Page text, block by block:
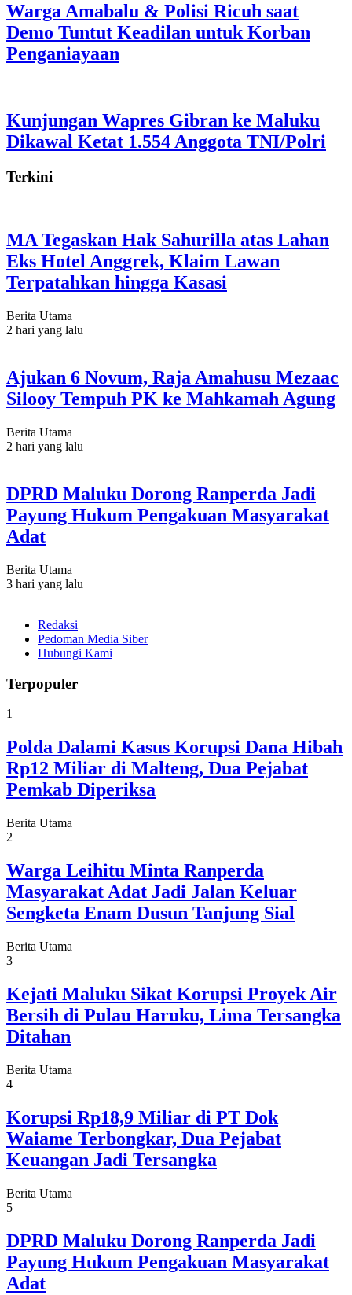
Warga Amabalu & Polisi Ricuh saat
Demo Tuntut Keadilan untuk Korban
Penganiayaan
Kunjungan Wapres Gibran ke Maluku
Dikawal Ketat 1.554 Anggota TNI/Polri
Terkini
MA Tegaskan Hak Sahurilla atas Lahan
Eks Hotel Anggrek, Klaim Lawan
Terpatahkan hingga Kasasi
Berita Utama
2 hari yang lalu
Ajukan 6 Novum, Raja Amahusu Mezaac
Silooy Tempuh PK ke Mahkamah Agung
Berita Utama
2 hari yang lalu
DPRD Maluku Dorong Ranperda Jadi
Payung Hukum Pengakuan Masyarakat
Adat
Berita Utama
3 hari yang lalu
Redaksi
Pedoman Media Siber
Hubungi Kami
Terpopuler
1
Polda Dalami Kasus Korupsi Dana Hibah
Rp12 Miliar di Malteng, Dua Pejabat
Pemkab Diperiksa
Berita Utama
2
Warga Leihitu Minta Ranperda
Masyarakat Adat Jadi Jalan Keluar
Sengketa Enam Dusun Tanjung Sial
Berita Utama
3
Kejati Maluku Sikat Korupsi Proyek Air
Bersih di Pulau Haruku, Lima Tersangka
Ditahan
Berita Utama
4
Korupsi Rp18,9 Miliar di PT Dok
Waiame Terbongkar, Dua Pejabat
Keuangan Jadi Tersangka
Berita Utama
5
DPRD Maluku Dorong Ranperda Jadi
Payung Hukum Pengakuan Masyarakat
Adat